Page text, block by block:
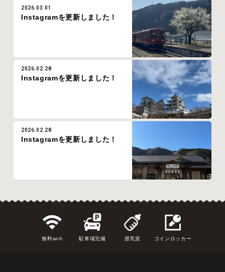
2026.03.01
Instagramを更新しました！
2026.02.28
Instagramを更新しました！
2026.02.28
Instagramを更新しました！
無料wi-fi 駐車場完備 授乳室 コインロッカー